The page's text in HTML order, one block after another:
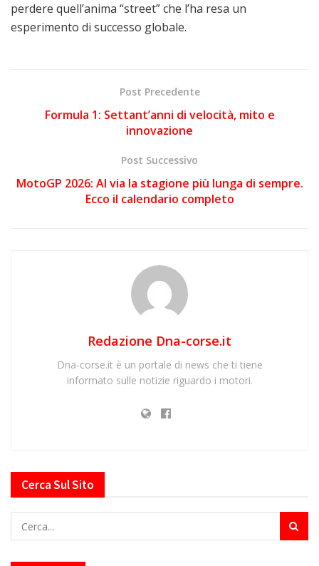
perdere quell’anima “street” che l’ha resa un
esperimento di successo globale.
Post Precedente
Formula 1: Settant’anni di velocità, mito e
innovazione
Post Successivo
MotoGP 2026: Al via la stagione più lunga di sempre.
Ecco il calendario completo
Redazione Dna-corse.it
Dna-corse.it è un portale di news che ti tiene
informato sulle notizie riguardo i motori.
Cerca Sul Sito